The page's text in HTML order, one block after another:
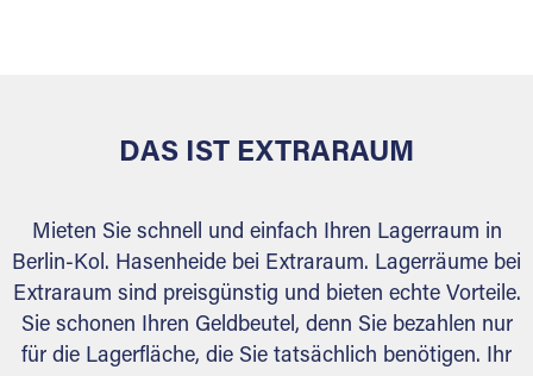
DAS IST EXTRARAUM
Mieten Sie schnell und einfach Ihren Lagerraum in
Berlin-Kol. Hasenheide bei Extraraum. Lagerräume bei
Extraraum sind preisgünstig und bieten echte Vorteile.
Sie schonen Ihren Geldbeutel, denn Sie bezahlen nur
für die Lagerfläche, die Sie tatsächlich benötigen. Ihr